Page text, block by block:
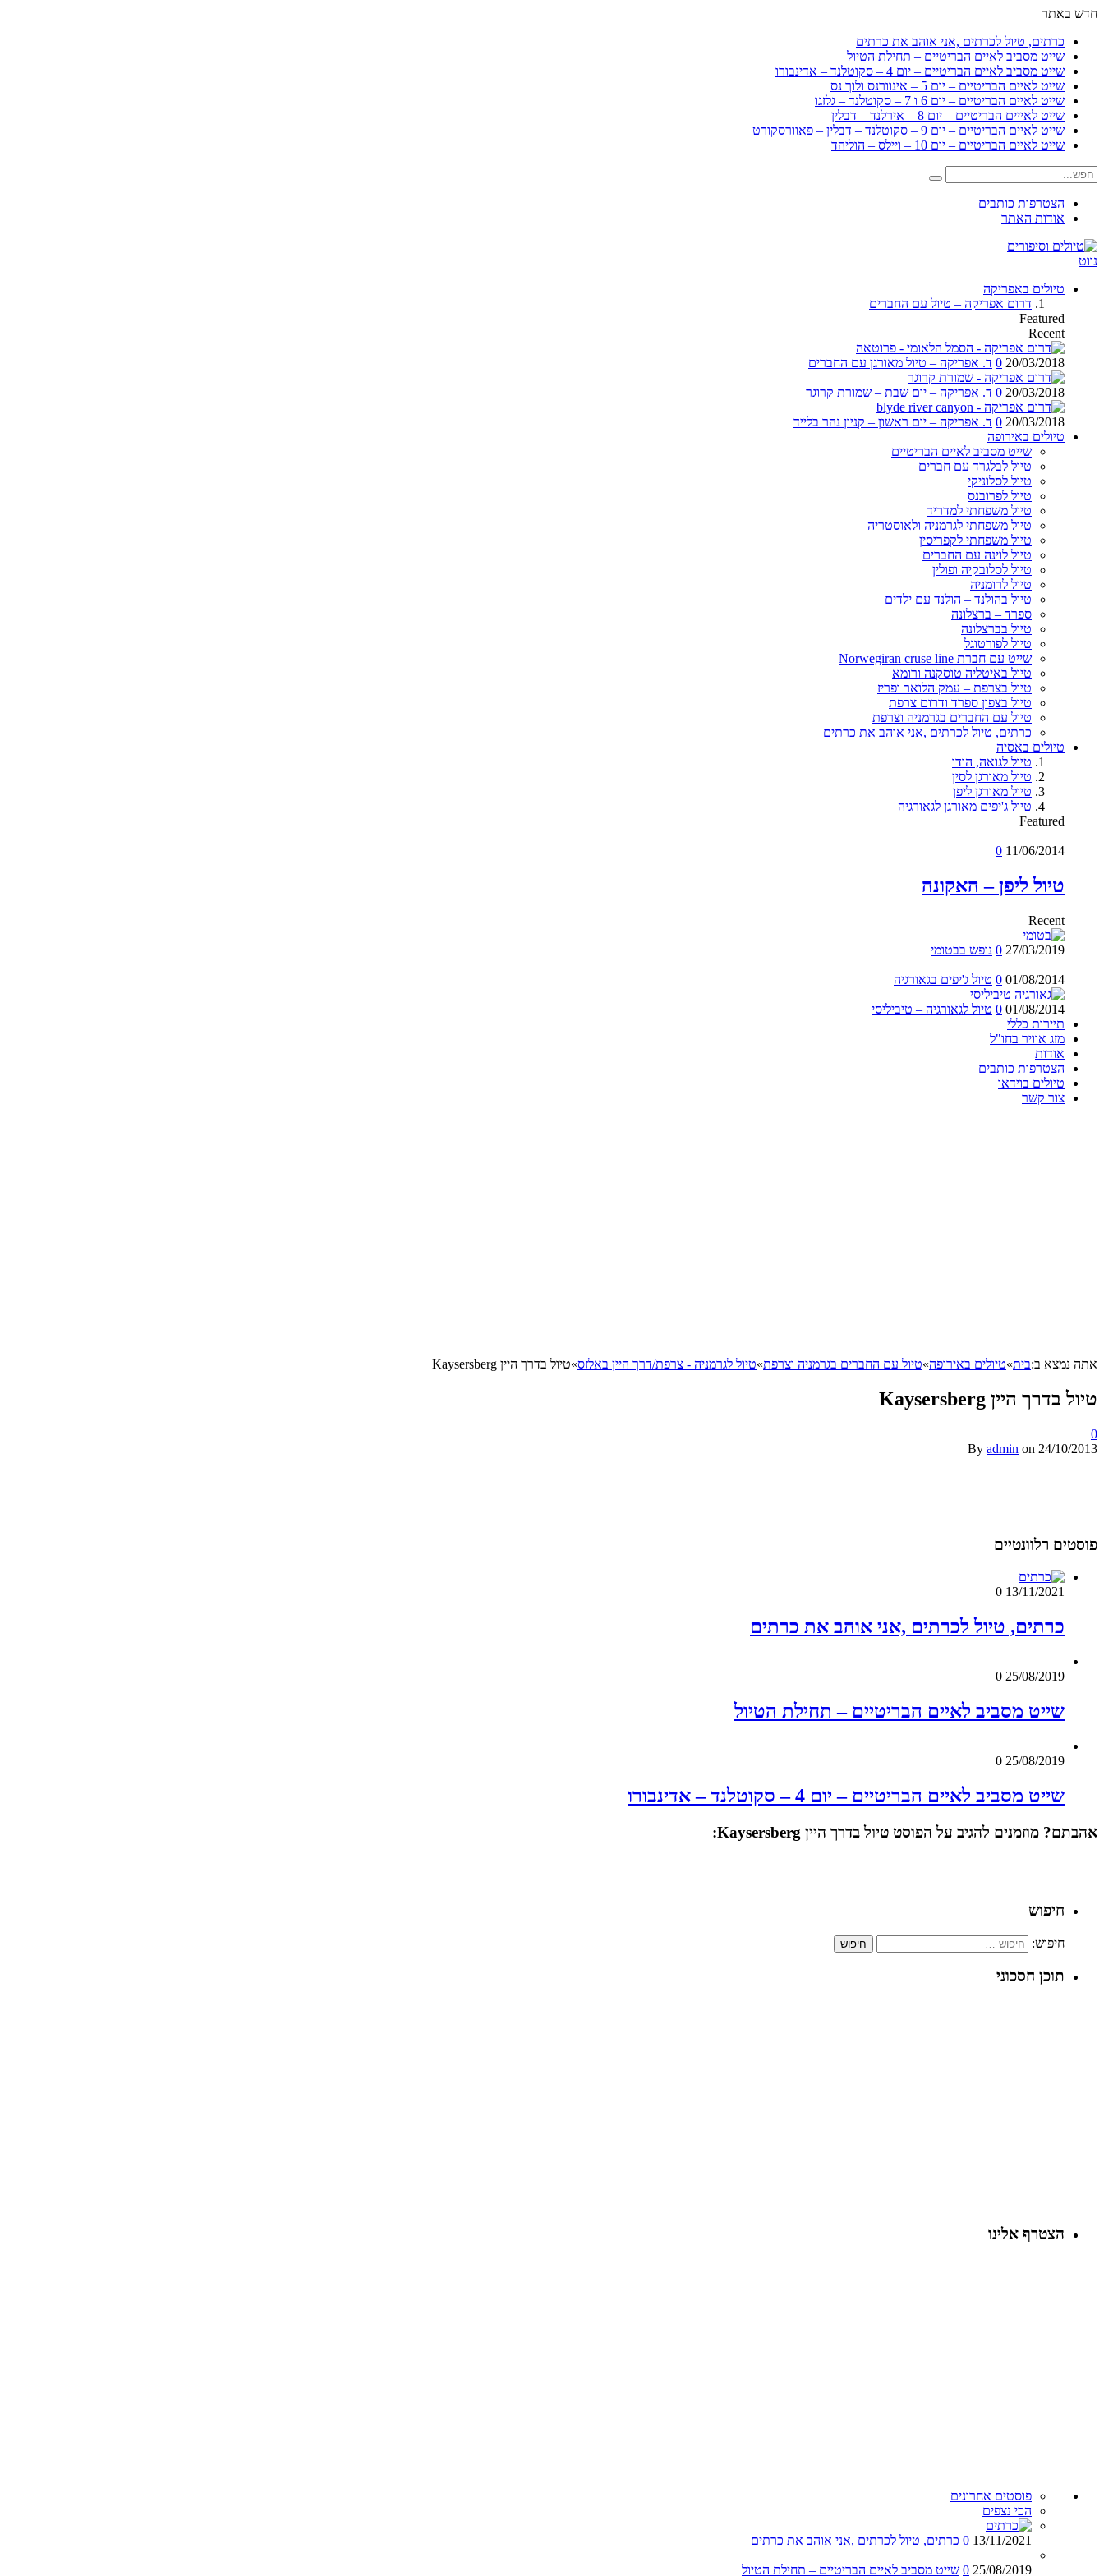
חדש באתר
כרתים, טיול לכרתים ,אני אוהב את כרתים
שייט מסביב לאיים הבריטיים – תחילת הטיול
שייט מסביב לאיים הבריטיים – יום 4 – סקוטלנד – אדינבורו
שייט לאיים הבריטיים – יום 5 – אינוורנס ולוך נס
שייט לאיים הבריטיים – יום 6 ו 7 – סקוטלנד – גלזגו
שייט לאייים הבריטיים – יום 8 – אירלנד – דבלין
שייט לאיים הבריטיים – יום 9 – סקוטלנד – דבלין – פאוורסקורט
שייט לאיים הבריטיים – יום 10 – ויילס – הוליהד
הצטרפות כותבים
אודות האתר
נווט
טיולים באפריקה
דרום אפריקה – טיול עם החברים
Featured
Recent
20/03/2018
0 ד. אפריקה – טיול מאורגן עם החברים
20/03/2018
0 ד. אפריקה – יום שבת – שמורת קרוגר
20/03/2018
0 ד. אפריקה – יום ראשון – קניון נהר בלייד
טיולים באירופה
שייט מסביב לאיים הבריטיים
טיול לבלגרד עם חברים
טיול לסלוניקי
טיול לפרובנס
טיול משפחתי למדריד
טיול משפחתי לגרמניה ולאוסטריה
טיול משפחתי לקפריסין
טיול לוינה עם החברים
טיול לסלובקיה ופולין
טיול לרומניה
טיול בהולנד – הולנד עם ילדים
ספרד – ברצלונה
טיול בברצלונה
טיול לפורטוגל
שייט עם חברת Norwegiran cruse line
טיול באיטליה טוסקנה ורומא
טיול בצרפת – עמק הלואר ופריז
טיול בצפון ספרד ודרום צרפת
טיול עם החברים בגרמניה וצרפת
כרתים, טיול לכרתים ,אני אוהב את כרתים
טיולים באסיה
טיול לגואה, הודו
טיול מאורגן לסין
טיול מאורגן ליפן
טיול ג'יפים מאורגן לגאורגיה
Featured
11/06/2014
0
טיול ליפן – האקונה
Recent
27/03/2019
0 נופש בבטומי
01/08/2014
0 טיול ג'יפים בגאורגיה
01/08/2014
0 טיול לגאורגיה – טיביליסי
תיירות כללי
מזג אוויר בחו"ל
אודות
הצטרפות כותבים
טיולים בוידאו
צור קשר
אתה נמצא ב:בית»טיולים באירופה»טיול עם החברים בגרמניה וצרפת»טיול לגרמניה - צרפת/דרך היין באלזס»טיול בדרך היין Kaysersberg
טיול בדרך היין Kaysersberg
0
By admin on 24/10/2013
פוסטים רלוונטיים
13/11/2021
0
כרתים, טיול לכרתים ,אני אוהב את כרתים
25/08/2019
0
שייט מסביב לאיים הבריטיים – תחילת הטיול
25/08/2019
0
שייט מסביב לאיים הבריטיים – יום 4 – סקוטלנד – אדינבורו
אהבתם? מוזמנים להגיב על הפוסט טיול בדרך היין Kaysersberg:
חיפוש
חיפוש:
תוכן חסכוני
הצטרף אלינו
פוסטים אחרונים
הכי נצפים
13/11/2021
0 כרתים, טיול לכרתים ,אני אוהב את כרתים
25/08/2019
0 שייט מסביב לאיים הבריטיים – תחילת הטיול